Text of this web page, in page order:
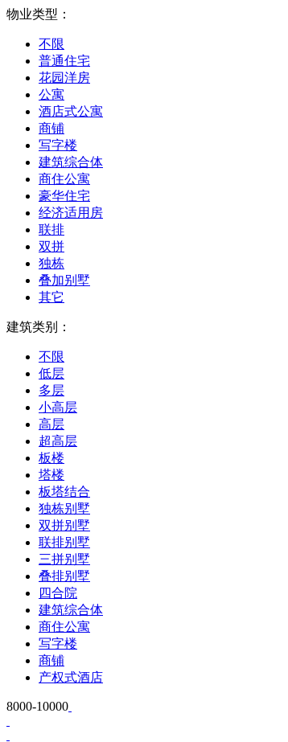
物业类型：
不限
普通住宅
花园洋房
公寓
酒店式公寓
商铺
写字楼
建筑综合体
商住公寓
豪华住宅
经济适用房
联排
双拼
独栋
叠加别墅
其它
建筑类别：
不限
低层
多层
小高层
高层
超高层
板楼
塔楼
板塔结合
独栋别墅
双拼别墅
联排别墅
三拼别墅
叠排别墅
四合院
建筑综合体
商住公寓
写字楼
商铺
产权式酒店
8000-10000